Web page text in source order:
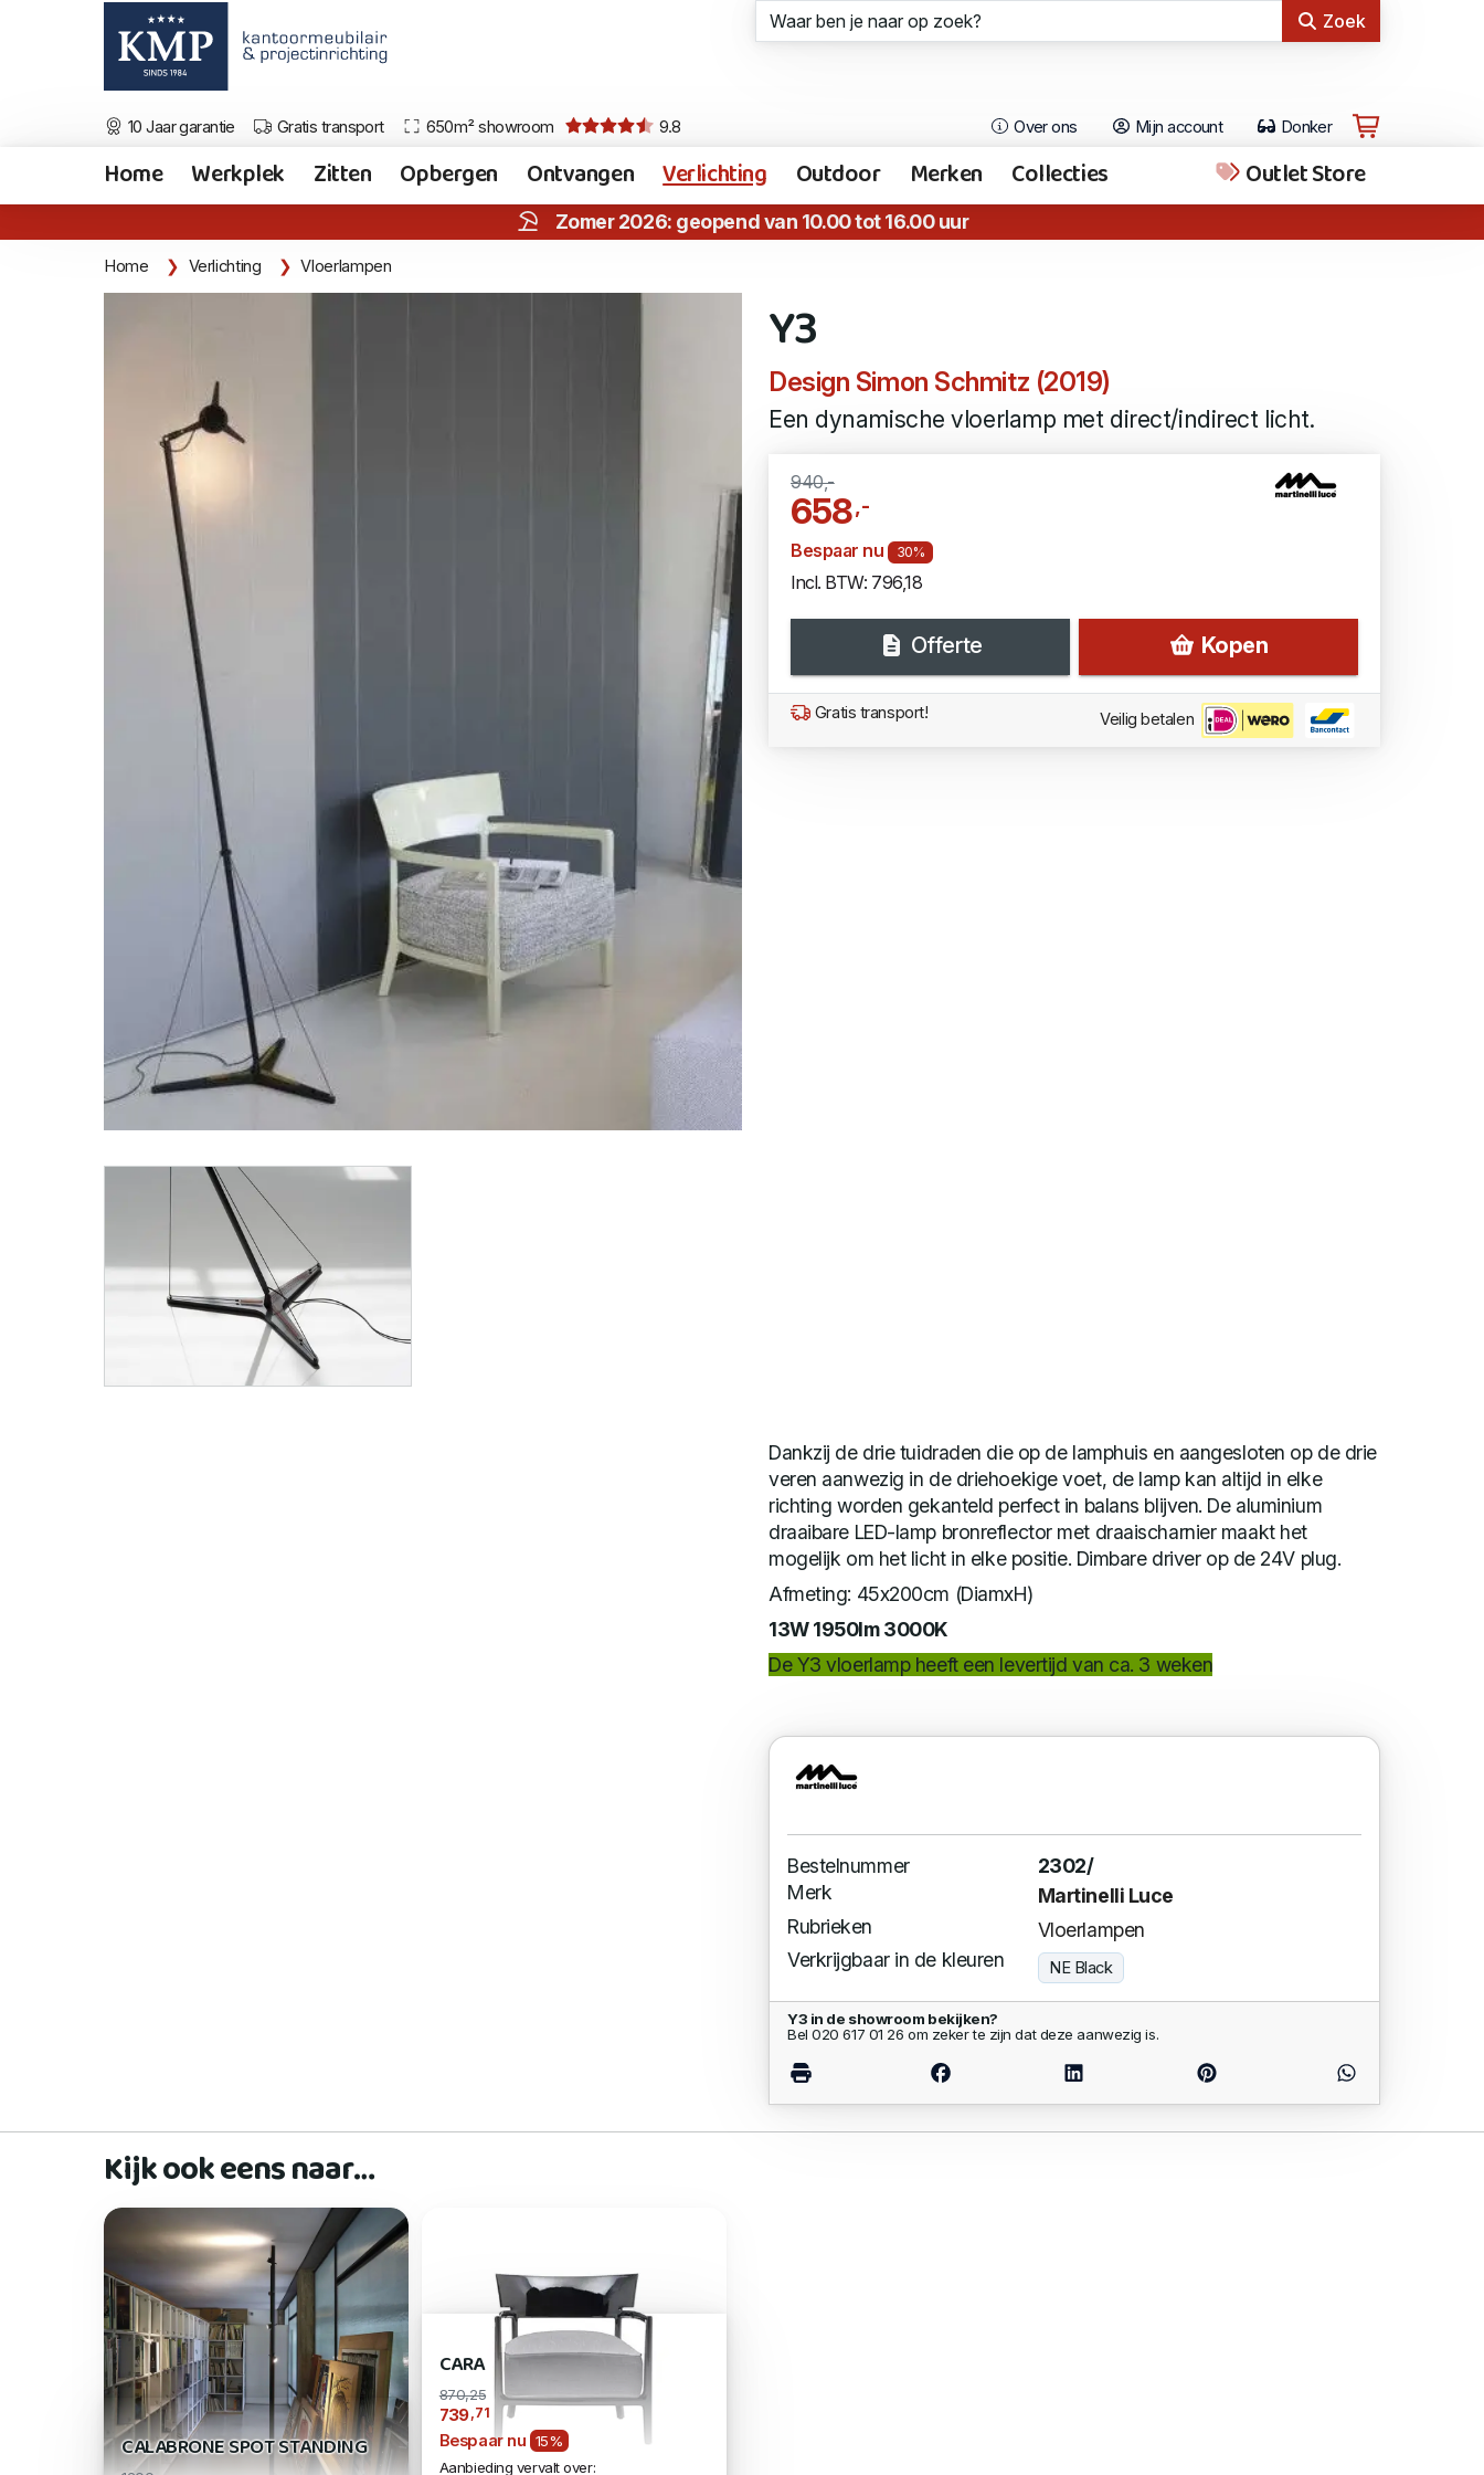
Zoek
10 Jaar garantie Gratis transport 650m² showroom 9.8 Over ons Mijn account Donker
Home Werkplek Zitten Opbergen Ontvangen Verlichting Outdoor Merken Collecties Outlet Store
Zomer 2026: geopend van 10.00 tot 16.00 uur
Home Verlichting Vloerlampen
Y3
Design Simon Schmitz (2019)
Een dynamische vloerlamp met direct/indirect licht.
940,-
658,-
Bespaar nu 30%
Incl. BTW: 796,18
Offerte Kopen
Gratis transport! Veilig betalen
Dankzij de drie tuidraden die op de lamphuis en aangesloten op de drie
veren aanwezig in de driehoekige voet, de lamp kan altijd in elke
richting worden gekanteld perfect in balans blijven. De aluminium
draaibare LED-lamp bronreflector met draaischarnier maakt het
mogelijk om het licht in elke positie. Dimbare driver op de 24V plug.
Afmeting: 45x200cm (DiamxH)
13W 1950lm 3000K
De Y3 vloerlamp heeft een levertijd van ca. 3 weken
Bestelnummer
2302/
Merk
Martinelli Luce
Rubrieken
Vloerlampen
Verkrijgbaar in de kleuren
NE Black
Y3 in de showroom bekijken?
Bel 020 617 01 26 om zeker te zijn dat deze aanwezig is.
Kijk ook eens naar…
CALABRONE SPOT STANDING
CARA
870,25
739 ,71
Bespaar nu 15%
Aanbieding vervalt over: